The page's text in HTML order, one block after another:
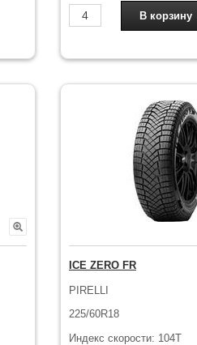
ICE ZERO FR
PIRELLI
225/60R18
Индекс скорости: 104T